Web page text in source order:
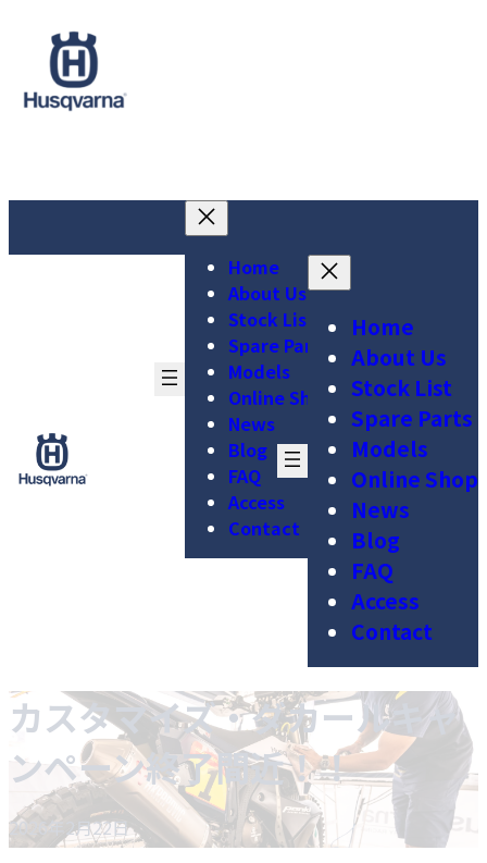
ン
キ
プ
ー
に
動
コ コ コ
Home
About Us
Stock List
Spare Parts
Models
Online Shop
News
Blog
FAQ
Access
Contact
Home
About Us
Stock List
Spare Parts
Models
Online Shop
News
Blog
FAQ
Access
Contact
カスタマイズ・ダカールキャ
ンペーン終了間近！！
2026年2月22日